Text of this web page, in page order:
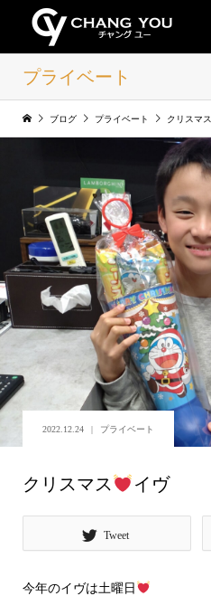
プライベート
ブログ プライベート クリスマス
2022.12.24 プライベート
クリスマス イヴ
Tweet
今年のイヴは土曜日